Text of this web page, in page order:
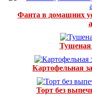
Фанта в домашних
Тушеная
Картофельная
Торт без